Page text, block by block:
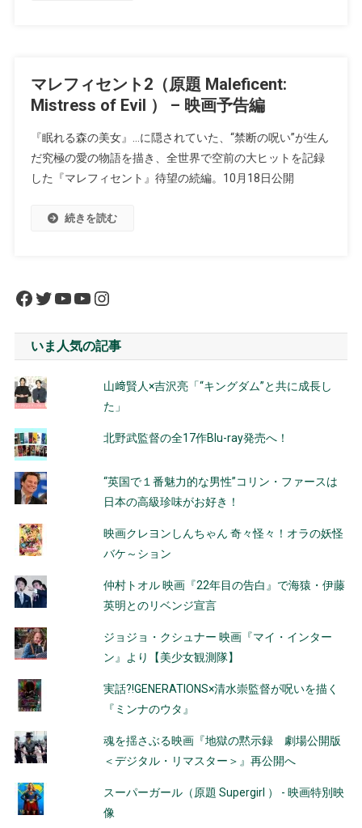
マレフィセント2（原題 Maleficent:
Mistress of Evil ） – 映画予告編
『眠れる森の美女』…に隠されていた、“禁断の呪い”が生ん
だ究極の愛の物語を描き、全世界で空前の大ヒットを記録
した『マレフィセント』待望の続編。10月18日公開
続きを読む
Facebook
Twitter
YouTube
YouTube
Instagram
いま人気の記事
山﨑賢人×吉沢亮「“キングダム”と共に成長し
た」
北野武監督の全17作Blu-ray発売へ！
“英国で１番魅力的な男性”コリン・ファースは
日本の高級珍味がお好き！
映画クレヨンしんちゃん 奇々怪々！オラの妖怪
バケ～ション
仲村トオル 映画『22年目の告白』で海猿・伊藤
英明とのリベンジ宣言
ジョジョ・クシュナー 映画『マイ・インター
ン』より【美少女観測隊】
実話?!GENERATIONS×清水崇監督が呪いを描く
『ミンナのウタ』
魂を揺さぶる映画『地獄の黙示録 劇場公開版
＜デジタル・リマスター＞』再公開へ
スーパーガール（原題 Supergirl ） - 映画特別映
像